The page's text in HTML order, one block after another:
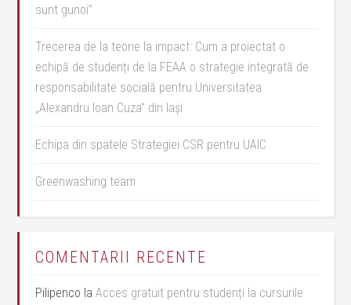
sunt gunoi”
Trecerea de la teorie la impact: Cum a proiectat o
echipă de studenți de la FEAA o strategie integrată de
responsabilitate socială pentru Universitatea
„Alexandru Ioan Cuza” din Iași
Echipa din spatele Strategiei CSR pentru UAIC
Greenwashing team
COMENTARII RECENTE
Pilipenco laAcces gratuit pentru studenți la cursurile